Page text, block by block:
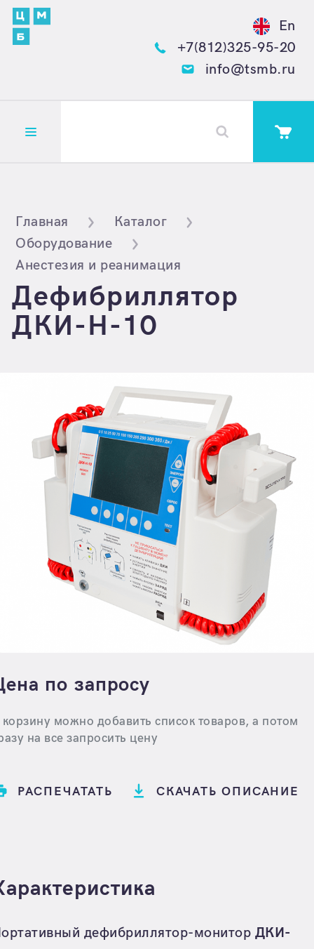
En
+7(812)325-95-20
info@tsmb.ru
Открыть меню
Главная
Каталог
Оборудование
Анестезия и реанимация
Дефибриллятор
ДКИ-Н-10
по запросу
можно добавить список товаров, а потом
на все запросить цену
СКАЧАТЬ ОПИСАНИЕ
РАСПЕЧАТАТЬ
дефибриллятор-монитор ДКИ-